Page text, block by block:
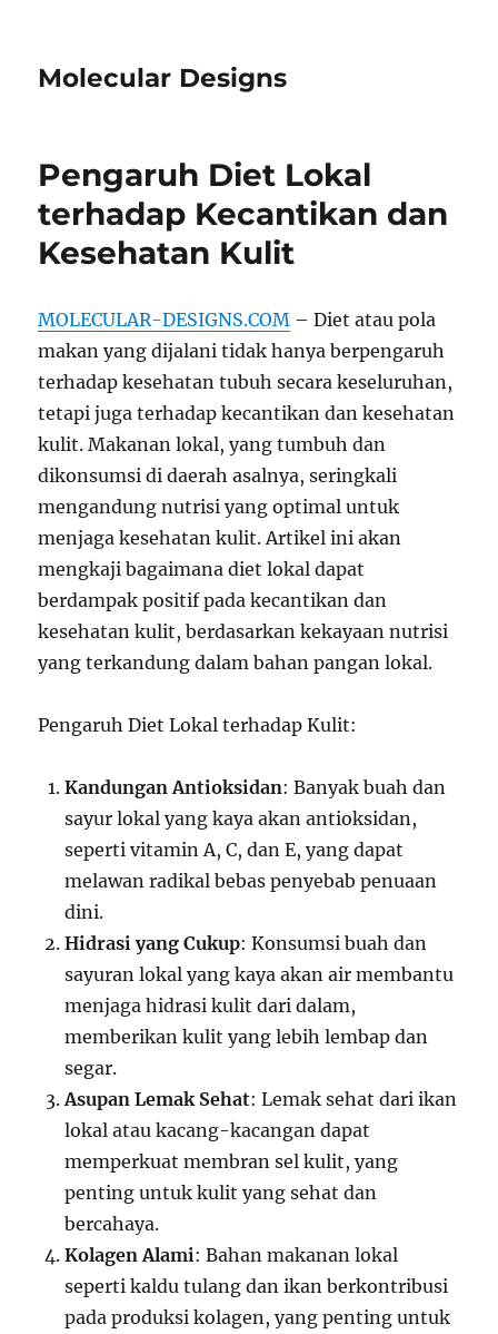
Molecular Designs
Pengaruh Diet Lokal
terhadap Kecantikan dan
Kesehatan Kulit
MOLECULAR-DESIGNS.COM – Diet atau pola
makan yang dijalani tidak hanya berpengaruh
terhadap kesehatan tubuh secara keseluruhan,
tetapi juga terhadap kecantikan dan kesehatan
kulit. Makanan lokal, yang tumbuh dan
dikonsumsi di daerah asalnya, seringkali
mengandung nutrisi yang optimal untuk
menjaga kesehatan kulit. Artikel ini akan
mengkaji bagaimana diet lokal dapat
berdampak positif pada kecantikan dan
kesehatan kulit, berdasarkan kekayaan nutrisi
yang terkandung dalam bahan pangan lokal.
Pengaruh Diet Lokal terhadap Kulit:
Kandungan Antioksidan: Banyak buah dan
sayur lokal yang kaya akan antioksidan,
seperti vitamin A, C, dan E, yang dapat
melawan radikal bebas penyebab penuaan
dini.
Hidrasi yang Cukup: Konsumsi buah dan
sayuran lokal yang kaya akan air membantu
menjaga hidrasi kulit dari dalam,
memberikan kulit yang lebih lembap dan
segar.
Asupan Lemak Sehat: Lemak sehat dari ikan
lokal atau kacang-kacangan dapat
memperkuat membran sel kulit, yang
penting untuk kulit yang sehat dan
bercahaya.
Kolagen Alami: Bahan makanan lokal
seperti kaldu tulang dan ikan berkontribusi
pada produksi kolagen, yang penting untuk